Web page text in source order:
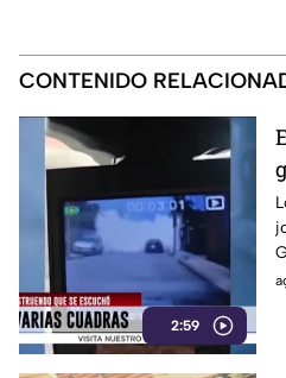
CONTENIDO
2:59